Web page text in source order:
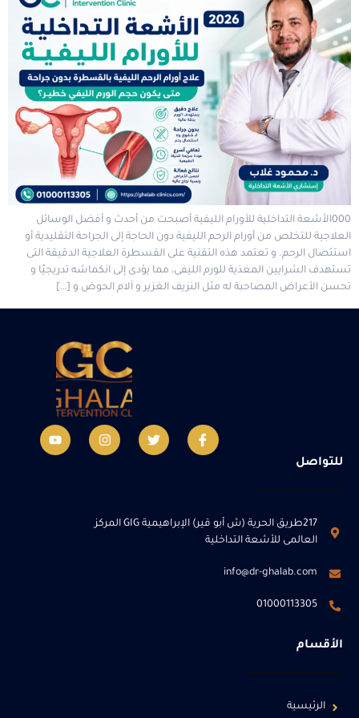
000الأشعة التداخلية للأورام الليفية أصبحت من أحدث و أفضل الوسائل
العلاجية للتخلص من أورام الرحم الليفية دون الحاجة إلى الجراحة التقليدية أو
استئصال الرحم. و تعتمد هذه التقنية على القسطرة العلاجية الدقيقة التى
تستهدف الشرايين المغذية للورم الليفى، مما يؤدى إلى انكماشه تدريجيًا و
تحسن الأعراض المصاحبة له مثل النزيف الغزير و آلام الحوض و […]
للتواصل
217طريق الحرية (ش أبو قير) الإبراهيمية GIG المركز
العالمى للأشعة التداخلية
info@dr-ghalab.com
01000113305
الأقسام
الرئيسية